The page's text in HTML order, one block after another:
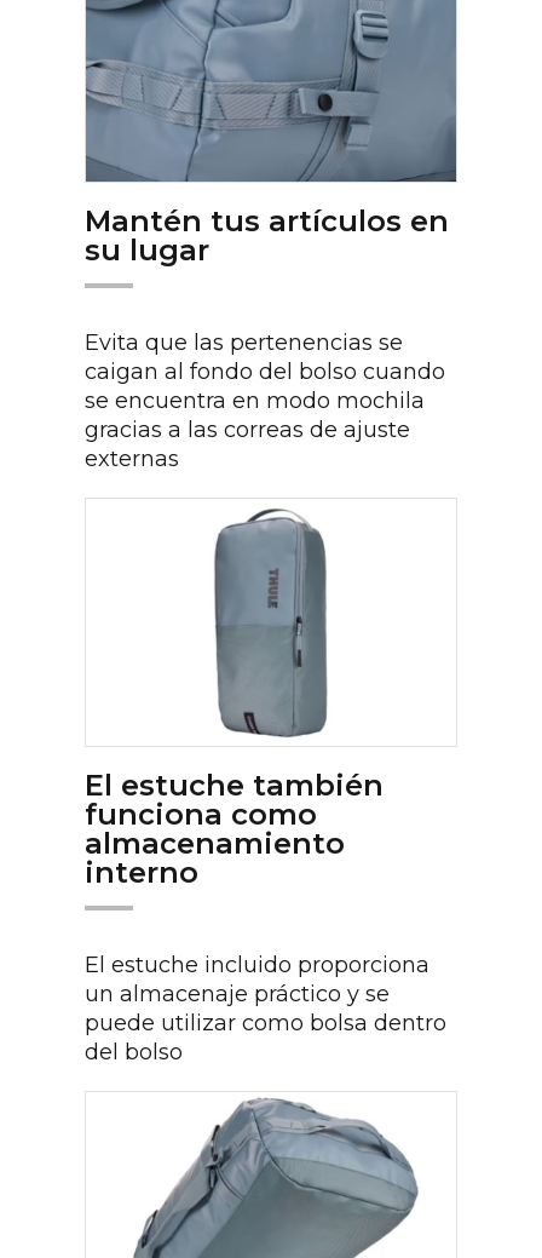
Mantén tus artículos en
su lugar
Evita que las pertenencias se
caigan al fondo del bolso cuando
se encuentra en modo mochila
gracias a las correas de ajuste
externas
El estuche también
funciona como
almacenamiento
interno
El estuche incluido proporciona
un almacenaje práctico y se
puede utilizar como bolsa dentro
del bolso